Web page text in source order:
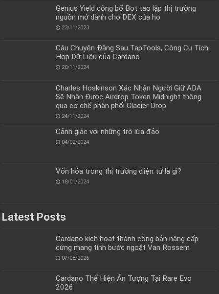
Genius Yield công bố Bot tạo lập thị trường
nguồn mở dành cho DEX của họ
23/11/2023
Câu Chuyện Đằng Sau TapTools, Công Cụ Tích
Hợp Dữ Liệu của Cardano
20/11/2024
Charles Hoskinson Xác Nhận Người Giữ ADA
Sẽ Nhận Được Airdrop Token Midnight thông
qua cơ chế phân phối Glacier Drop
24/11/2024
Cảnh giác với những trò lừa đảo
04/02/2024
Vốn hóa trong thị trường điện tử là gì?
18/01/2024
Latest Posts
Cardano kích hoạt thành công bản nâng cấp
cứng mang tính bước ngoặt Van Rossem
07/08/2026
Cardano Thể Hiện Ấn Tượng Tại Rare Evo
2026